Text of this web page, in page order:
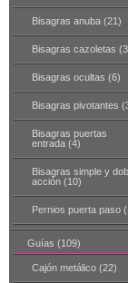
Bisagras anuba (21)
Bisagras cazoletas
Bisagras ocultas (6)
Bisagras pivotantes
Bisagras puertas
entrada (4)
Bisagras simple y
acción (10)
Pernios puerta paso
Guías (109)
Cajón metálico (22)